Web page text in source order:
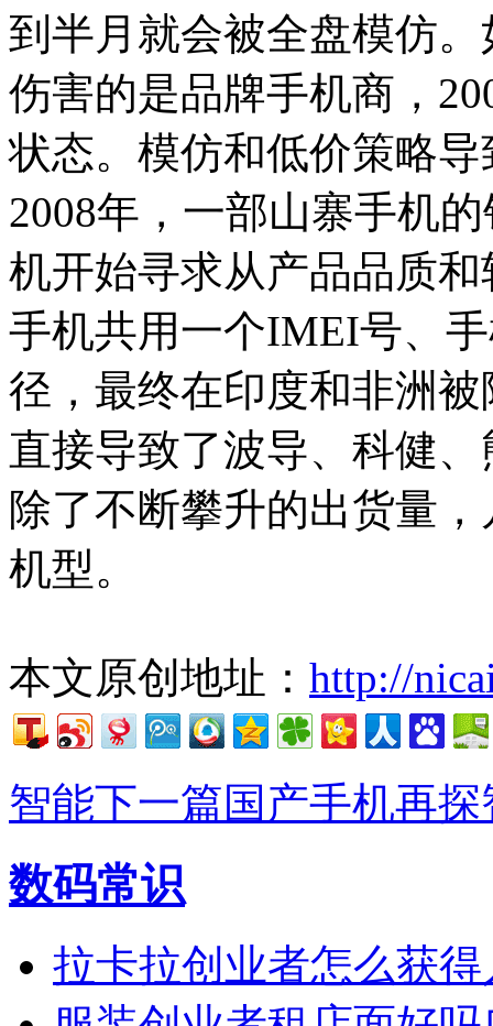
到半月就会被全盘模仿
伤害的是品牌手机商，
状态。模仿和低价策略
2008年，一部山寨手机
机开始寻求从产品品质
手机共用一个IMEI号、
径，最终在印度和非洲
直接导致了波导、科健
除了不断攀升的出货量
机型。
本文原创地址： http://
智能下一篇国产手机再
数码常识
拉卡拉创业者怎么获